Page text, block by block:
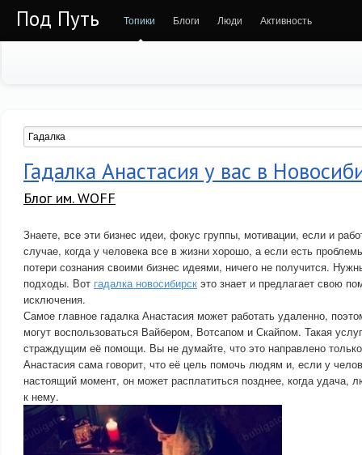
Под Путь Топики Блоги Люди Активность
Гадалка Анастасия у вас в
Блог им. WOFF
Знаете, все эти бизнес идеи, фокус группы, мотивации, если и
случае, когда у человека все в жизни хорошо, а если есть
потери сознания своими бизнес идеями, ничего не получится.
подходы. Вот гадалка новосибирск это знает и предлагает свою
исключения.
Самое главное гадалка Анастасия может работать удаленно,
могут воспользоваться Вайбером, Вотсапом и Скайпом. Такая
страждущим её помощи. Вы не думайте, что это направлено
Анастасия сама говорит, что её цель помочь людям и, если у
настоящий момент, он может расплатиться позднее, когда удача,
к нему.